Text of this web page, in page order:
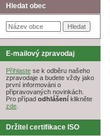
Hledat obec
E-mailový zpravodaj
Přihlaste se k odběru našeho
zpravodaje a budete vždy jako
první informováni o
připravovaných novinkách.
Pro případ odhlášení klikněte
zde.
Držitel certifikace ISO